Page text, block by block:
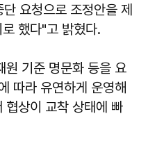
요청으로 조정안을 제
했다"고 밝혔다.
원 기준 명문화 등을 요
따라 유연하게 운영해
협상이 교착 상태에 빠